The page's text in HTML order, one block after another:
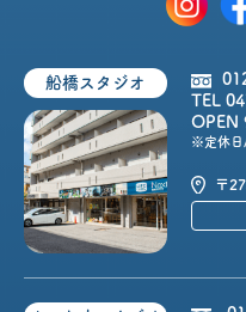
船橋スタジオ
TEL
OPEN
※定休日
〒